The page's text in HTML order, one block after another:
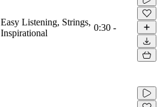
Easy Listening, Strings,
Inspirational
0:30 -